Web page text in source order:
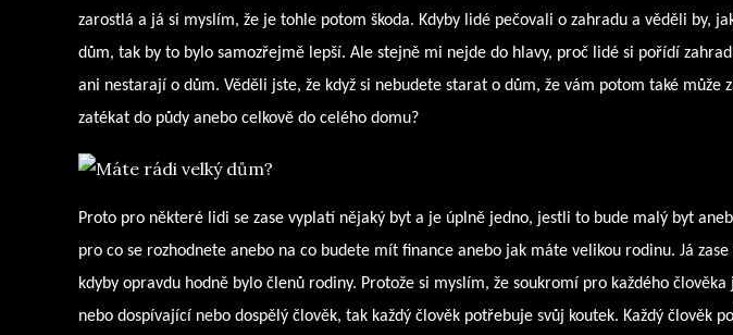
zarostlá a já si myslím, že je tohle potom škoda. Kdyby lidé pečovali o zahradu a věděli by,
dům, tak by to bylo samozřejmě lepší. Ale stejně mi nejde do hlavy, proč lidé si pořídí
ani nestarají o dům. Věděli jste, že když si nebudete starat o dům, že vám potom také může
zatékat do půdy anebo celkově do celého domu?
Proto pro některé lidi se zase vyplatí nějaký byt a je úplně jedno, jestli to bude malý byt
pro co se rozhodnete anebo na co budete mít finance anebo jak máte velikou rodinu. Já
kdyby opravdu hodně bylo členů rodiny. Protože si myslím, že soukromí pro každého
nebo dospívající nebo dospělý člověk, tak každý člověk potřebuje svůj koutek. Každý člověk